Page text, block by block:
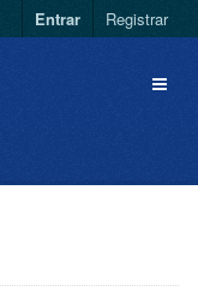
Entrar Registrar